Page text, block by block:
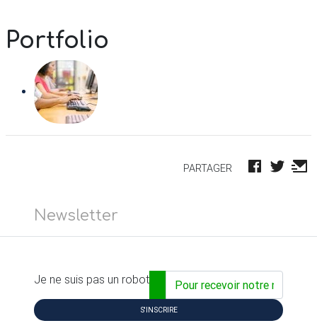
Portfolio
PARTAGER
Newsletter
Adresse email...
Je ne suis pas un robot
S'INSCRIRE